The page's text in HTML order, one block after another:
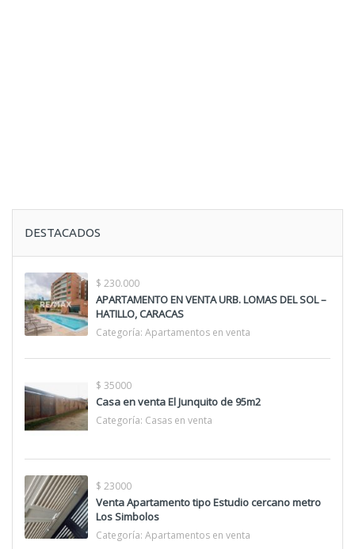
DESTACADOS
$ 230.000
APARTAMENTO EN VENTA URB. LOMAS DEL SOL –
HATILLO, CARACAS
Categoría: Apartamentos en venta
$ 35000
Casa en venta El Junquito de 95m2
Categoría: Casas en venta
$ 23000
Venta Apartamento tipo Estudio cercano metro
Los Simbolos
Categoría: Apartamentos en venta